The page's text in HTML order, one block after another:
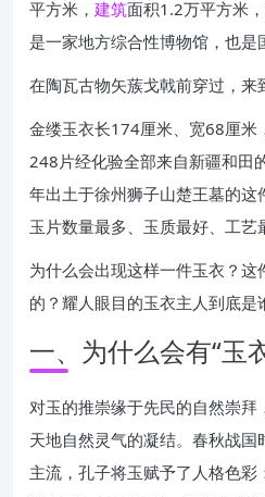
平方米， 建筑面积1.2万平方米
是一家地方综合性博物馆，也是
在陶瓦古物矢蔟戈戟前穿过，来
金缕玉衣长174厘米、宽68厘
248片经化验全部来自新疆和田
年出土于徐州狮子山楚王墓的这
玉片数量最多、玉质最好、工艺
为什么会出现这样一件玉衣？这
的？耀人眼目的玉衣主人到底是
一、为什么会有“玉
对玉的推崇缘于先民的自然崇拜
天地自然灵气的凝结。春秋战
主流，孔子将玉赋予了人格色彩